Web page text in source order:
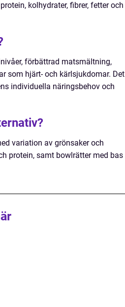
kolhydrater, fibrer, fetter och
förbättrad matsmältning,
som hjärt- och kärlsjukdomar. Det
individuella näringsbehov och
variation av grönsaker och
protein, samt bowlrätter med bas